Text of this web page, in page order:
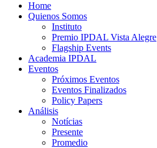
Home
Quienos Somos
Instituto
Premio IPDAL Vista Alegre
Flagship Events
Academia IPDAL
Eventos
Próximos Eventos
Eventos Finalizados
Policy Papers
Análisis
Notícias
Presente
Promedio